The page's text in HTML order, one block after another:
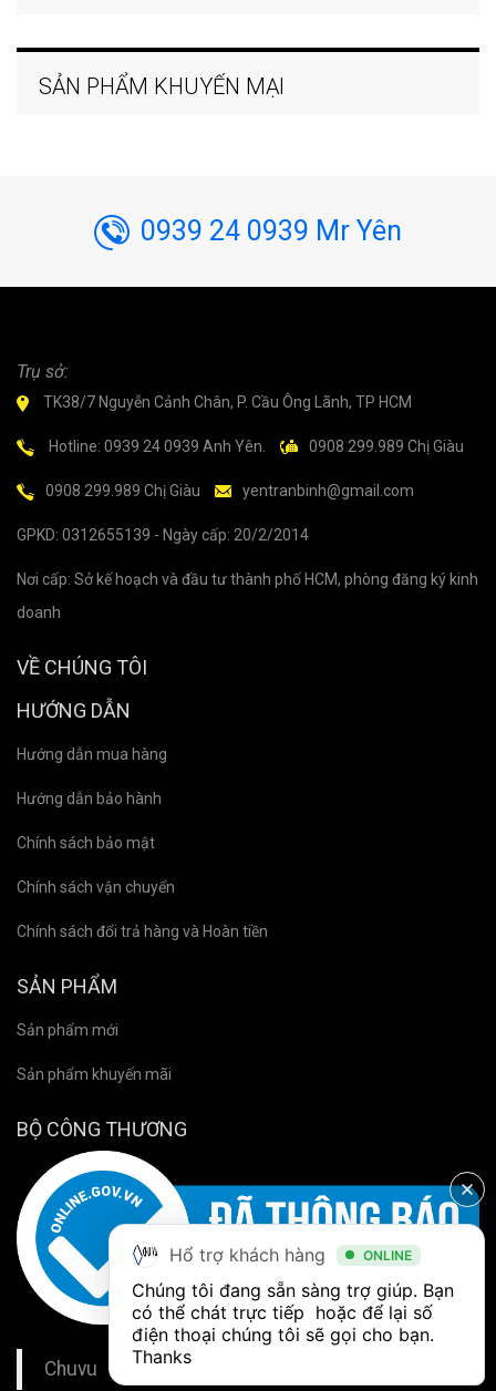
SẢN PHẨM KHUYẾN MẠI
0939 24 0939 Mr Yên
Trụ sở:
TK38/7 Nguyễn Cảnh Chân, P. Cầu Ông Lãnh, TP HCM
Hotline: 0939 24 0939 Anh Yên. 0908 299.989 Chị Giàu
0908 299.989 Chị Giàu yentranbinh@gmail.com
GPKD: 0312655139 - Ngày cấp: 20/2/2014
Nơi cấp: Sở kế hoạch và đầu tư thành phố HCM, phòng đăng ký kinh
doanh
VỀ CHÚNG TÔI
HƯỚNG DẪN
Hướng dẫn mua hàng
Hướng dẫn bảo hành
Chính sách bảo mật
Chính sách vận chuyển
Chính sách đổi trả hàng và Hoàn tiền
SẢN PHẨM
Sản phẩm mới
Sản phẩm khuyến mãi
BỘ CÔNG THƯƠNG
Chuvu
Hổ trợ khách hàng ONLINE
Chúng tôi đang sẵn sàng trợ giúp. Bạn
có thể chát trực tiếp  hoặc để lại số
điện thoại chúng tôi sẽ gọi cho bạn.
Thanks